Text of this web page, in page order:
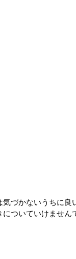
づかないうちに良
ついていけません